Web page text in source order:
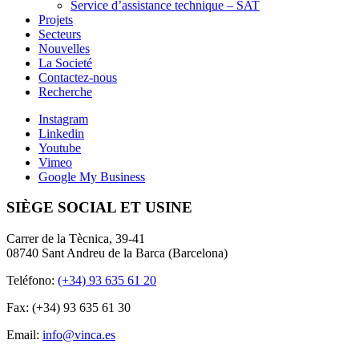
Service d’assistance technique – SAT
Projets
Secteurs
Nouvelles
La Societé
Contactez-nous
Recherche
Instagram
Linkedin
Youtube
Vimeo
Google My Business
SIÈGE SOCIAL ET USINE
Carrer de la Tècnica, 39-41
08740 Sant Andreu de la Barca (Barcelona)
Teléfono: (+34) 93 635 61 20
Fax: (+34) 93 635 61 30
Email: info@vinca.es